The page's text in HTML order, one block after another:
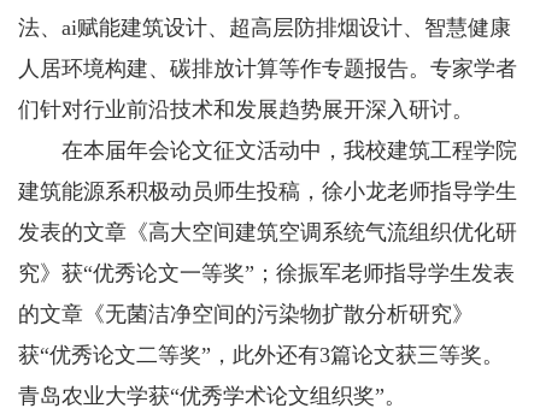
法、ai赋能建筑设计、超高层防排烟设计、智慧健康
人居环境构建、碳排放计算等作专题报告。专家学者
们针对行业前沿技术和发展趋势展开深入研讨。
在本届年会论文征文活动中，我校建筑工程学院
建筑能源系积极动员师生投稿，徐小龙老师指导学生
发表的文章《高大空间建筑空调系统气流组织优化研
究》获“优秀论文一等奖”；徐振军老师指导学生发表
的文章《无菌洁净空间的污染物扩散分析研究》
获“优秀论文二等奖”，此外还有3篇论文获三等奖。
青岛农业大学获“优秀学术论文组织奖”。